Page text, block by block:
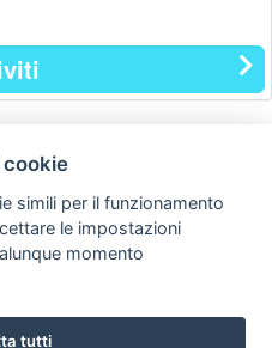
cookie
S.r.L.
cookie
simili per il funzionamento
le impostazioni
momento
tutti